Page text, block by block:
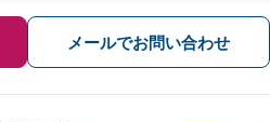
メールでお問い合わせ